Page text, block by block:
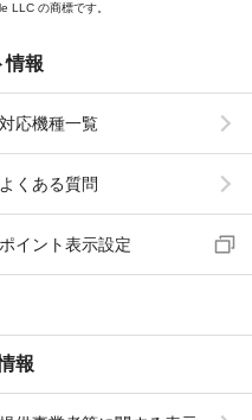
LLC の商標です。
情報
対応機種一覧
よくある質問
ポイント表示設定
報